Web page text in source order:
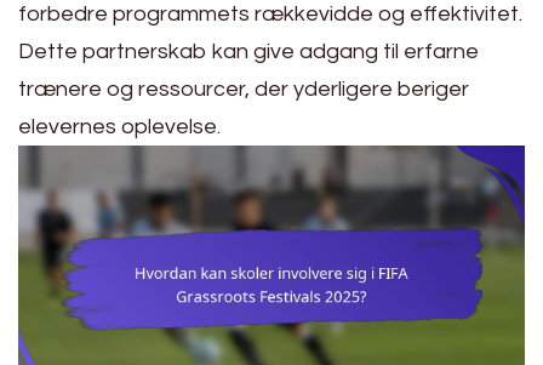
forbedre programmets rækkevidde og effektivitet.
Dette partnerskab kan give adgang til erfarne
trænere og ressourcer, der yderligere beriger
elevernes oplevelse.